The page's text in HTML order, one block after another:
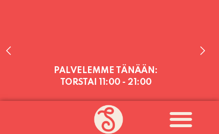
PALVELEMME TÄNÄÄN:
TORSTAI
11:00 - 21:00
PALVELEMME PÄIVITTÄIN (MA-SU
KLO 11-21) SUNNUNTAIHIN 16.8.
SAAKKA JONKA JÄLKEEN OLEMME